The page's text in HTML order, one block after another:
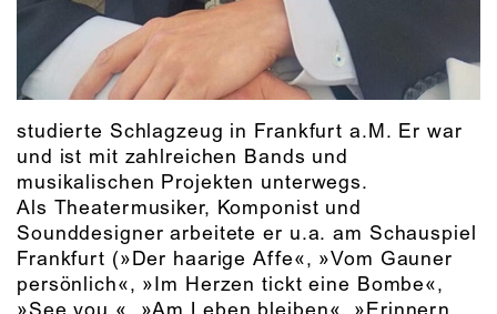
studierte Schlagzeug in Frankfurt a.M. Er war
und ist mit zahlreichen Bands und
musikalischen Projekten unterwegs.
Als Theatermusiker, Komponist und
Sounddesigner arbeitete er u.a. am Schauspiel
Frankfurt (»Der haarige Affe«, »Vom Gauner
persönlich«, »Im Herzen tickt eine Bombe«,